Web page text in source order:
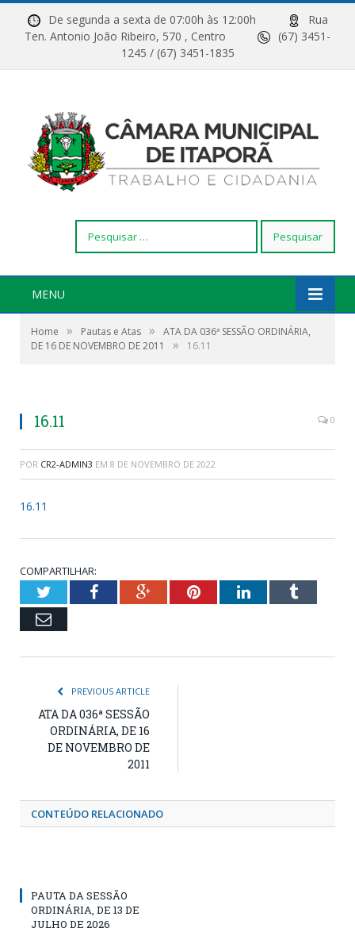
De segunda a sexta de 07:00h às 12:00h
Rua
Ten. Antonio João Ribeiro, 570 , Centro
(67) 3451-
1245 / (67) 3451-1835
por:
MENU
Home » Pautas e Atas »
ATA DA 036ª SESSÃO ORDINÁRIA,
DE 16 DE NOVEMBRO DE 2011
» 16.11
16.11 0
POR CR2-ADMIN3 EM 8 DE NOVEMBRO DE 2022
16.11
COMPARTILHAR:
TwitterFacebookGoogle+PinterestLinkedInTumblr
Email
PREVIOUS ARTICLE
ATA DA 036ª SESSÃO
ORDINÁRIA, DE 16
DE NOVEMBRO DE
2011
CONTEÚDO RELACIONADO
PAUTA DA SESSÃO
ORDINÁRIA, DE 13 DE
JULHO DE 2026